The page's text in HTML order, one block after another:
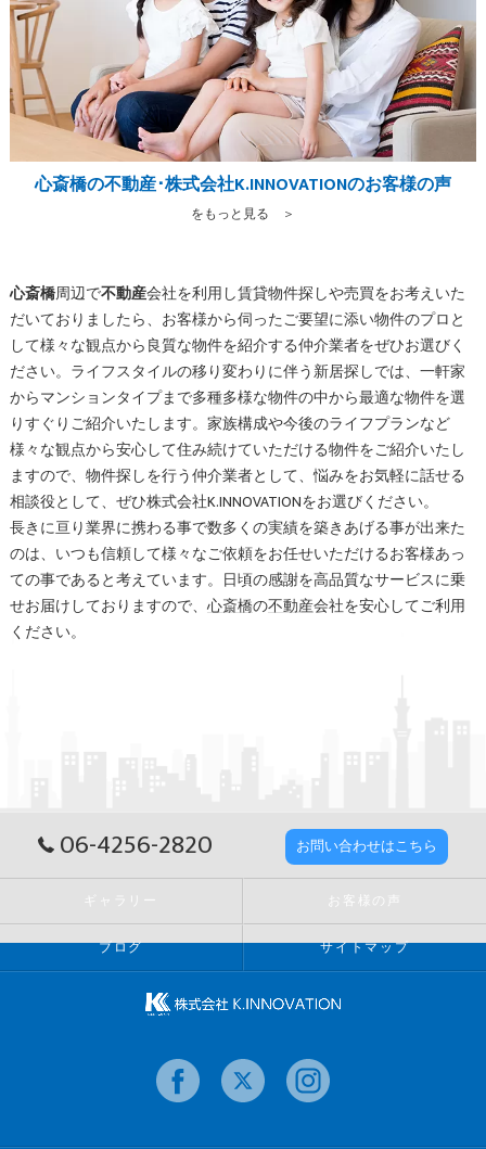
心斎橋の不動産･株式会社K.INNOVATIONのお客様の声
をもっと見る ＞
心斎橋周辺で不動産会社を利用し賃貸物件探しや売買をお考えいた
だいておりましたら、お客様から伺ったご要望に添い物件のプロと
して様々な観点から良質な物件を紹介する仲介業者をぜひお選びく
ださい。ライフスタイルの移り変わりに伴う新居探しでは、一軒家
からマンションタイプまで多種多様な物件の中から最適な物件を選
りすぐりご紹介いたします。家族構成や今後のライフプランなど
様々な観点から安心して住み続けていただける物件をご紹介いたし
ますので、物件探しを行う仲介業者として、悩みをお気軽に話せる
相談役として、ぜひ株式会社K.INNOVATIONをお選びください。
長きに亘り業界に携わる事で数多くの実績を築きあげる事が出来た
のは、いつも信頼して様々なご依頼をお任せいただけるお客様あっ
ての事であると考えています。日頃の感謝を高品質なサービスに乗
せお届けしておりますので、 心斎橋の不動産会社を安心してご利用
ください。
06-4256-2820 お問い合わせはこちら
ギャラリー お客様の声
ブログ サイトマップ